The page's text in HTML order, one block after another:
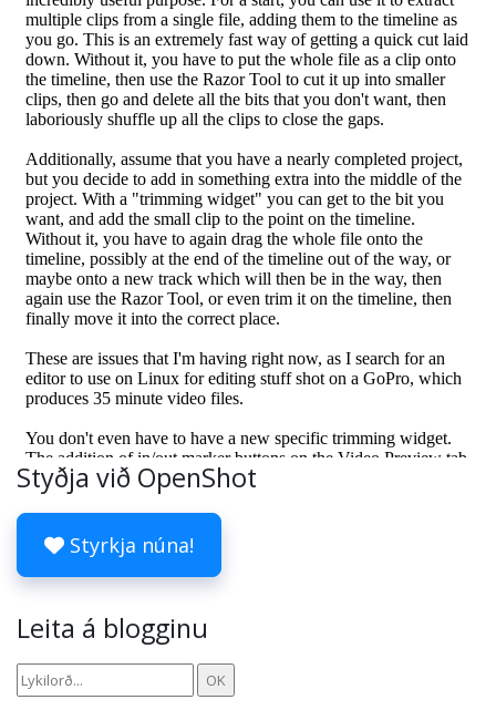
Styðja við OpenShot
Styrkja núna!
Leita á blogginu